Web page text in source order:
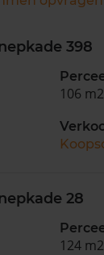
398
106 m2
28
124 m2